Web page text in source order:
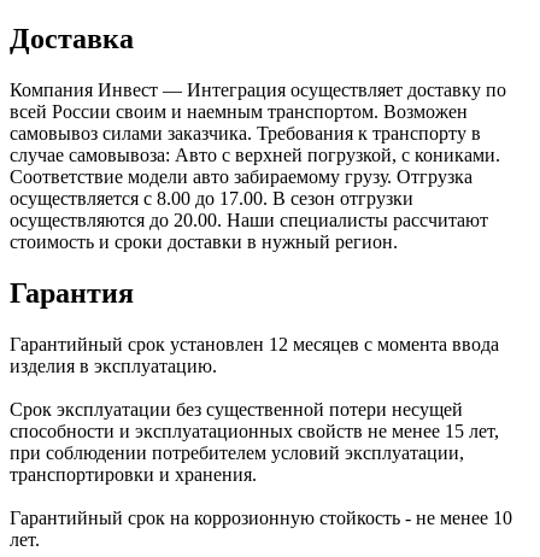
Доставка
Компания Инвест — Интеграция осуществляет доставку по
всей России своим и наемным транспортом. Возможен
самовывоз силами заказчика. Требования к транспорту в
случае самовывоза: Авто с верхней погрузкой, с кониками.
Соответствие модели авто забираемому грузу. Отгрузка
осуществляется с 8.00 до 17.00. В сезон отгрузки
осуществляются до 20.00. Наши специалисты рассчитают
стоимость и сроки доставки в нужный регион.
Гарантия
Гарантийный срок установлен 12 месяцев с момента ввода
изделия в эксплуатацию.
Срок эксплуатации без существенной потери несущей
способности и эксплуатационных свойств не менее 15 лет,
при соблюдении потребителем условий эксплуатации,
транспортировки и хранения.
Гарантийный срок на коррозионную стойкость - не менее 10
лет.